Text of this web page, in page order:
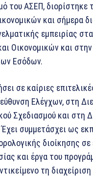
του ΑΣΕΠ, διορίστηκε
και σήμερα
εμπειρίας
Οικονομικών και
Εσόδων.
σε καίριες
Ελέγχων, στη
Σχεδιασμού και στη
συμμετάσχει ως
διοίκησης
και έργα του
τη